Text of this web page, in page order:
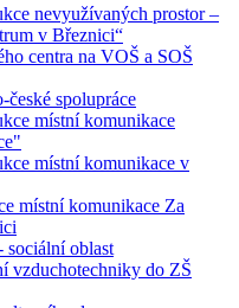
nevyužívaných prostor –
v Březnici“
centra na VOŠ a SOŠ
české spolupráce
místní komunikace
místní komunikace v
místní komunikace Za
sociální oblast
vzduchotechniky do ZŠ